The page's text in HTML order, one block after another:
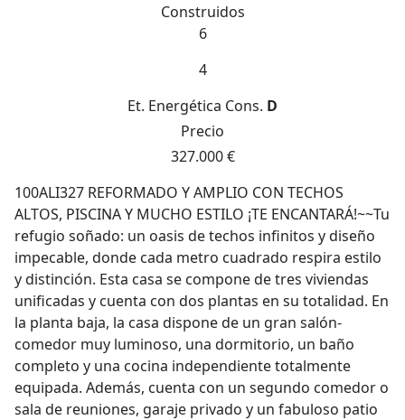
Construidos
6
4
Et. Energética Cons. D
Precio
327.000 €
100ALI327 REFORMADO Y AMPLIO CON TECHOS
ALTOS, PISCINA Y MUCHO ESTILO ¡TE ENCANTARÁ!~~Tu
refugio soñado: un oasis de techos infinitos y diseño
impecable, donde cada metro cuadrado respira estilo
y distinción. Esta casa se compone de tres viviendas
unificadas y cuenta con dos plantas en su totalidad. En
la planta baja, la casa dispone de un gran salón-
comedor muy luminoso, una dormitorio, un baño
completo y una cocina independiente totalmente
equipada. Además, cuenta con un segundo comedor o
sala de reuniones, garaje privado y un fabuloso patio